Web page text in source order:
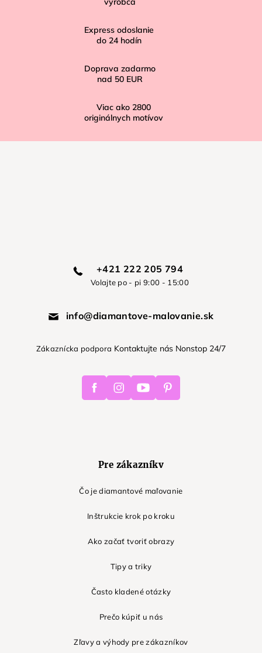
Express odoslanie
do 24 hodín
Doprava zadarmo
nad 50 EUR
Viac ako 2800
originálnych motívov
+421 222 205 794
Volajte po - pi 9:00 - 15:00
info@diamantove-malovanie.sk
Zákaznícka podpora Kontaktujte nás Nonstop 24/7
FacebookInstagramYoutube Pinterest
Pre zákazníkv
Čo je diamantové maľovanie
Inštrukcie krok po kroku
Ako začať tvoriť obrazy
Tipy a triky
Často kladené otázky
Prečo kúpiť u nás
Zľavy a výhody pre zákazníkov